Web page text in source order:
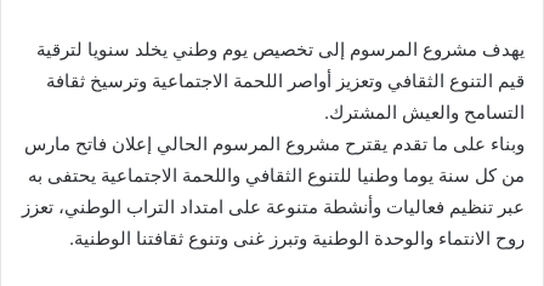
يهدف مشروع المرسوم إلى تخصيص يوم وطني يخلد سنويا لترقية
قيم التنوع الثقافي وتعزيز أواصر اللحمة الاجتماعية وترسيخ ثقافة
التسامح والعيش المشترك.
وبناء على ما تقدم يقترح مشروع المرسوم الحالي إعلان فاتح مارس
من كل سنة يوما وطنيا للتنوع الثقافي واللحمة الاجتماعية يحتفى به
عبر تنظيم فعاليات وأنشطة متنوعة على امتداد التراب الوطني، تعزز
روح الانتماء والوحدة الوطنية وتبرز غنى وتنوع ثقافتنا الوطنية.